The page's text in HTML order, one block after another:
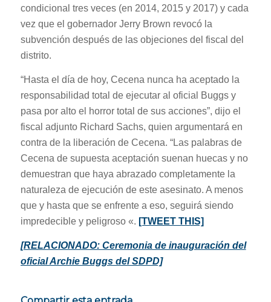
condicional tres veces (en 2014, 2015 y 2017) y cada
vez que el gobernador Jerry Brown revocó la
subvención después de las objeciones del fiscal del
distrito.
“Hasta el día de hoy, Cecena nunca ha aceptado la
responsabilidad total de ejecutar al oficial Buggs y
pasa por alto el horror total de sus acciones”, dijo el
fiscal adjunto Richard Sachs, quien argumentará en
contra de la liberación de Cecena. “Las palabras de
Cecena de supuesta aceptación suenan huecas y no
demuestran que haya abrazado completamente la
naturaleza de ejecución de este asesinato. A menos
que y hasta que se enfrente a eso, seguirá siendo
impredecible y peligroso «. [TWEET THIS]
[RELACIONADO: Ceremonia de inauguración del
oficial Archie Buggs del SDPD]